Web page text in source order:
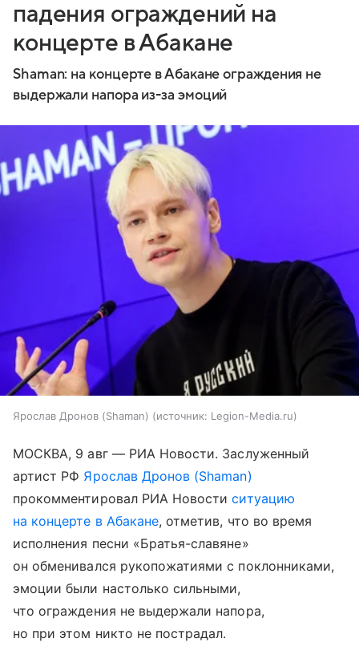
падения ограждений на
концерте в Абакане
Shaman: на концерте в Абакане ограждения не
выдержали напора из-за эмоций
Ярослав Дронов (Shaman) источник: Legion-Media.ru
МОСКВА, 9 авг — РИА Новости. Заслуженный
артист РФ Ярослав Дронов (Shaman)
прокомментировал РИА Новостиситуацию
на концерте в Абакане, отметив, что во время
исполнения песни «Братья-славяне»
он обменивался рукопожатиями с поклонниками,
эмоции были настолько сильными,
что ограждения не выдержали напора,
но при этом никто не пострадал.